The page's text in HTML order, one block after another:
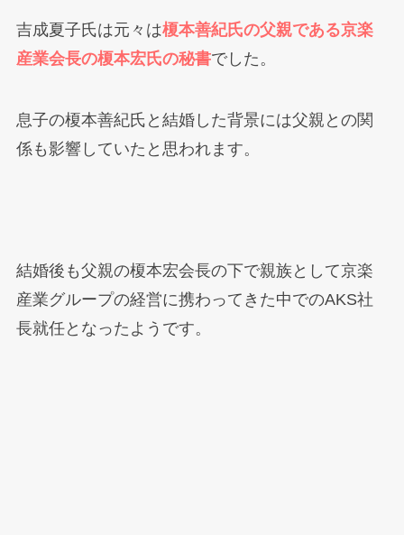
吉成夏子氏は元々は榎本善紀氏の父親である京楽
産業会長の榎本宏氏の秘書でした。
息子の榎本善紀氏と結婚した背景には父親との関
係も影響していたと思われます。
結婚後も父親の榎本宏会長の下で親族として京楽
産業グループの経営に携わってきた中でのAKS社
長就任となったようです。